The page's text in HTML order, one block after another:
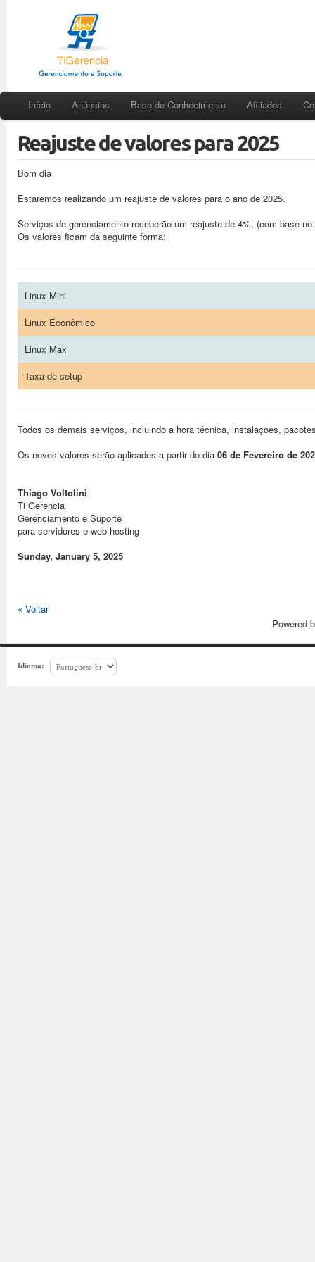
Início Anúncios Base de Conhecimento Afiliados
Reajuste de valores para 2025
Bom dia
Estaremos realizando um reajuste de valores para o ano de 2025.
Serviços de gerenciamento receberão um reajuste de 4%, (com base
Os valores ficam da seguinte forma:
Linux Mini
Linux Econômico
Linux Max
Taxa de setup
Todos os demais serviços, incluindo a hora técnica, instalações,
Os novos valores serão aplicados a partir do dia 06 de Fevereiro de
Thiago Voltolini
Ti Gerencia
Gerenciamento e Suporte
para servidores e web hosting
Sunday, January 5, 2025
« Voltar
Powered
Idioma: